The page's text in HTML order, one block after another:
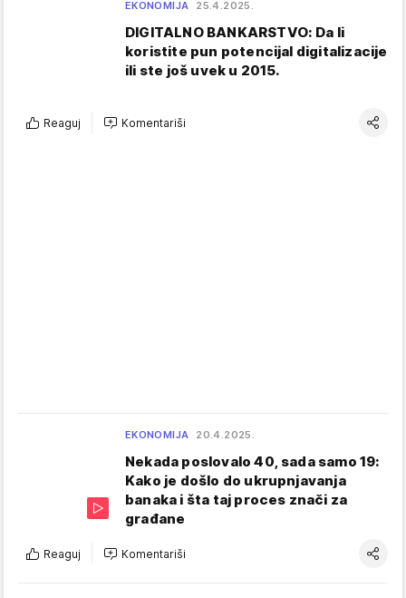
EKONOMIJA 25.4.2025.
DIGITALNO BANKARSTVO: Da li
koristite pun potencijal digitalizacije
ili ste još uvek u 2015.
Reaguj Komentariši
EKONOMIJA 20.4.2025.
Nekada poslovalo 40, sada samo 19:
Kako je došlo do ukrupnjavanja
banaka i šta taj proces znači za
građane
Reaguj Komentariši